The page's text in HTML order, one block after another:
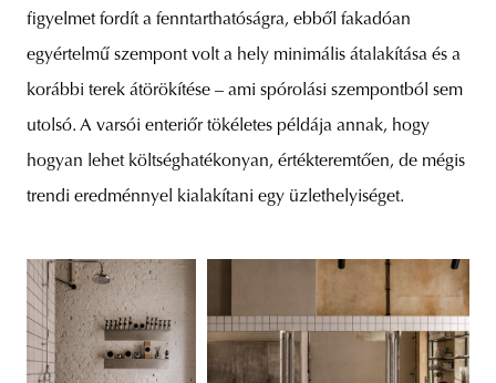
figyelmet fordít a fenntarthatóságra, ebből fakadóan
egyértelmű szempont volt a hely minimális átalakítása és a
korábbi terek átörökítése – ami spórolási szempontból sem
utolsó. A varsói enteriőr tökéletes példája annak, hogy
hogyan lehet költséghatékonyan, értékteremtően, de mégis
trendi eredménnyel kialakítani egy üzlethelyiséget.